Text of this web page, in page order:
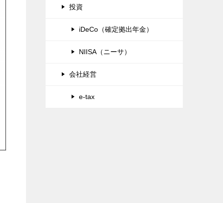
投資
iDeCo（確定拠出年金）
NIISA（ニーサ）
会社経営
e-tax